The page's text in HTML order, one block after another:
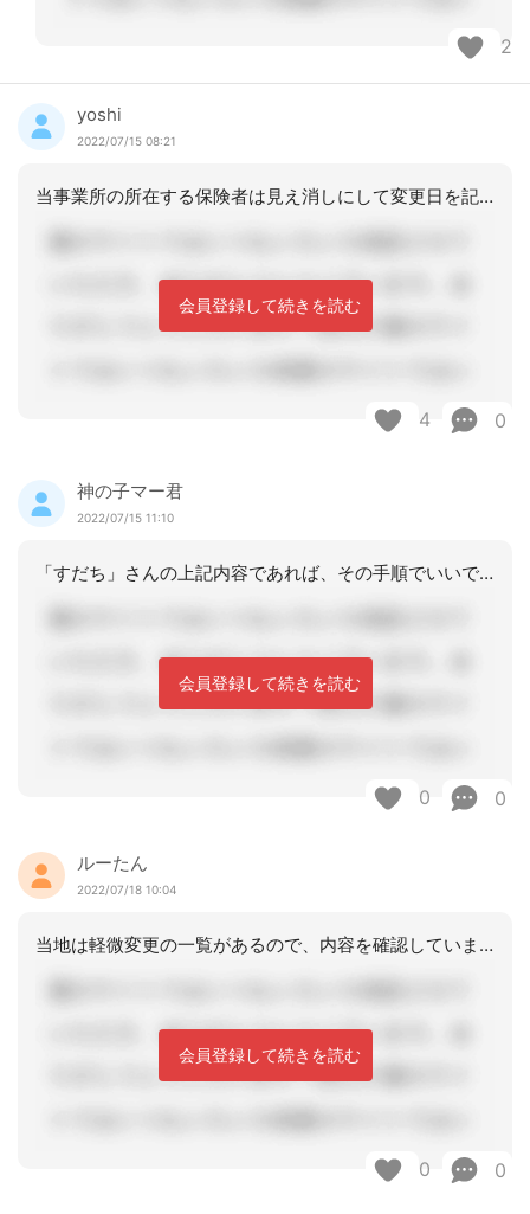
2
yoshi
2022/07/15 08:21
当事業所の所在する保険者は見え消しにして変更日を記載、かつ支援経過にもその旨を記
会員登録して続きを読む
4 0
神の子マー君
2022/07/15 11:10
「すだち」さんの上記内容であれば、その手順でいいです。
会員登録して続きを読む
0 0
ルーたん
2022/07/18 10:04
当地は軽微変更の一覧があるので、内容を確認しています。訪問時間変更等は軽微変更な
会員登録して続きを読む
0 0